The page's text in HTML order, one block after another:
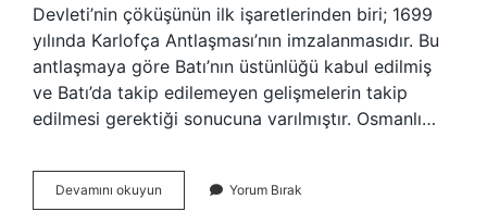
Devleti’nin çöküşünün ilk işaretlerinden biri; 1699
yılında Karlofça Antlaşması’nın imzalanmasıdır. Bu
antlaşmaya göre Batı’nın üstünlüğü kabul edilmiş
ve Batı’da takip edilemeyen gelişmelerin takip
edilmesi gerektiği sonucuna varılmıştır. Osmanlı…
Devamını okuyun
Hangi
Yorum Bırak